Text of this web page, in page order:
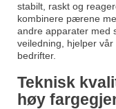
stabilt, raskt og
kombinere pærene
andre apparater med
veiledning, hjelper
bedrifter.
Teknisk
høy